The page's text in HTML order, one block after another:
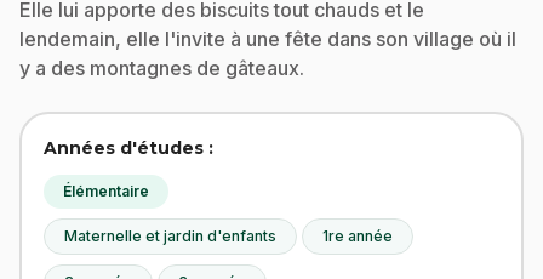
Elle lui apporte des biscuits tout chauds et le
lendemain, elle l'invite à une fête dans son village où il
y a des montagnes de gâteaux.
Années d'études :
Élémentaire
Maternelle et jardin d'enfants 1re année